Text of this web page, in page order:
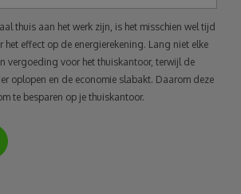
thuis aan het werk zijn, is het misschien wel tijd
het effect op de energierekening. Lang niet elke
vergoeding voor het thuiskantoor, terwijl de
oplopen en de economie slabakt. Daarom deze
te besparen op je thuiskantoor.